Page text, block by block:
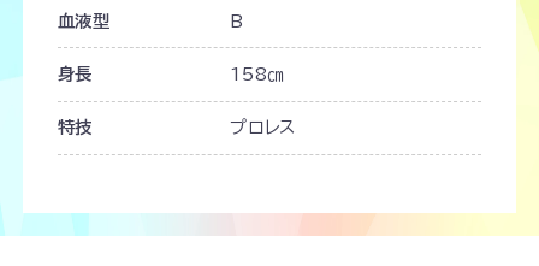
血液型 B
身長 158㎝
特技 プロレス